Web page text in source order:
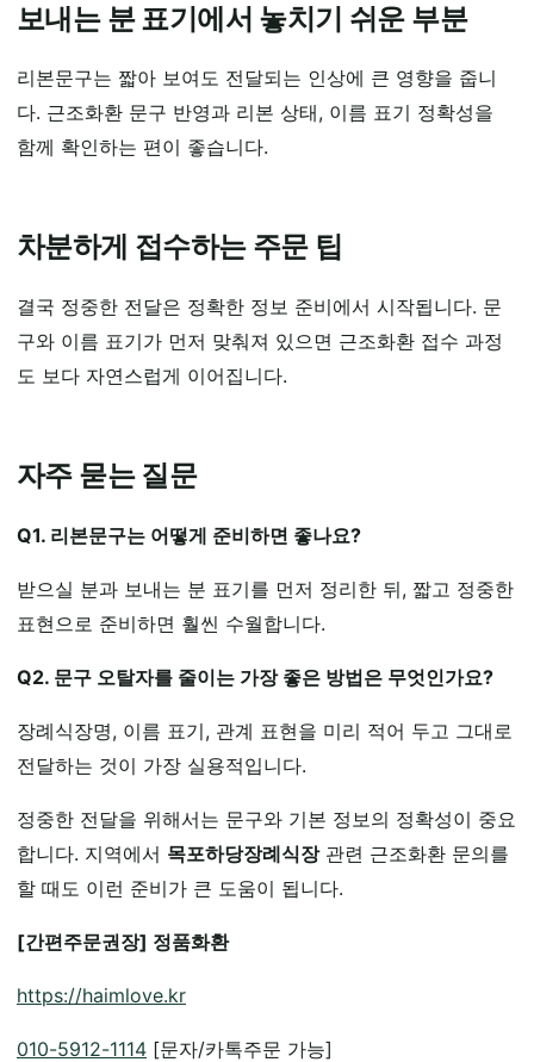
보내는 분 표기에서 놓치기 쉬운 부분
리본문구는 짧아 보여도 전달되는 인상에 큰 영향을 줍니
다. 근조화환 문구 반영과 리본 상태, 이름 표기 정확성을
함께 확인하는 편이 좋습니다.
차분하게 접수하는 주문 팁
결국 정중한 전달은 정확한 정보 준비에서 시작됩니다. 문
구와 이름 표기가 먼저 맞춰져 있으면 근조화환 접수 과정
도 보다 자연스럽게 이어집니다.
자주 묻는 질문
Q1. 리본문구는 어떻게 준비하면 좋나요?
받으실 분과 보내는 분 표기를 먼저 정리한 뒤, 짧고 정중한
표현으로 준비하면 훨씬 수월합니다.
Q2. 문구 오탈자를 줄이는 가장 좋은 방법은 무엇인가요?
장례식장명, 이름 표기, 관계 표현을 미리 적어 두고 그대로
전달하는 것이 가장 실용적입니다.
정중한 전달을 위해서는 문구와 기본 정보의 정확성이 중요
합니다. 지역에서 목포하당장례식장관련 근조화환 문의를
할 때도 이런 준비가 큰 도움이 됩니다.
[간편주문권장] 정품화환
https://haimlove.kr
010-5912-1114 [문자/카톡주문 가능]